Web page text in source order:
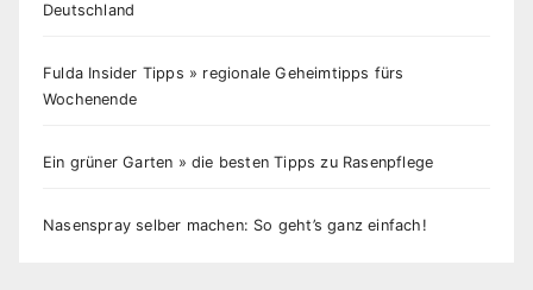
Deutschland
Fulda Insider Tipps » regionale Geheimtipps fürs
Wochenende
Ein grüner Garten » die besten Tipps zu Rasenpflege
Nasenspray selber machen: So geht’s ganz einfach!